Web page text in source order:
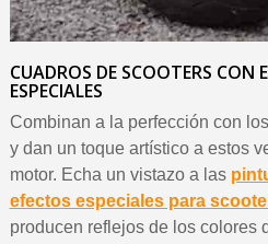
CUADROS DE SCOOTERS CON
ESPECIALES
Combinan a la perfección con
y dan un toque artístico a estos
motor. Echa un vistazo a las
efectos especiales para
producen reflejos de los colores